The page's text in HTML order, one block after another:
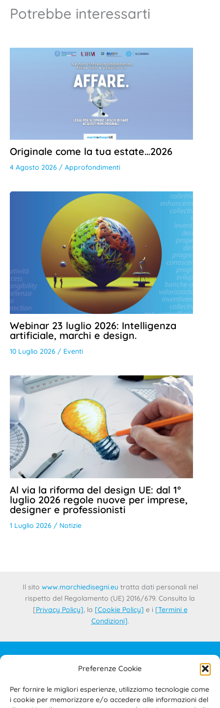
Preferenze Cookie
Per fornire le migliori esperienze, utilizziamo tecnologie come
i cookie per memorizzare e/o accedere alle informazioni del
Potrebbe interessarti
Originale come la tua estate…2026
4 Agosto 2026 / Approfondimenti
Webinar 23 luglio 2026: Intelligenza
artificiale, marchi e design.
10 Luglio 2026 / Eventi
Al via la riforma del design UE: dal 1°
luglio 2026 regole nuove per imprese,
designer e professionisti
1 Luglio 2026 / Notizie
Il sito www.marchiedisegni.eu tratta dati personali nel
rispetto del Regolamento (UE) 2016/679. Consulta la
[Privacy Policy], la [Cookie Policy] e i [Termini e
Condizioni].
IL PROGETTO
PRIVACY POLICY